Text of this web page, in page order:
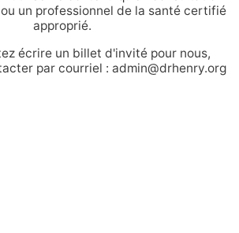
un professionnel de la santé certifié
approprié.
écrire un billet d'invité pour nous,
par courriel : admin@drhenry.org